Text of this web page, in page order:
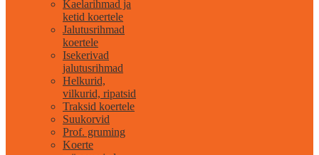
Kaelarihmad ja
ketid koertele
Jalutusrihmad
koertele
Isekerivad
jalutusrihmad
Helkurid,
vilkurid, ripatsid
Traksid koertele
Suukorvid
Prof. gruming
Koerte